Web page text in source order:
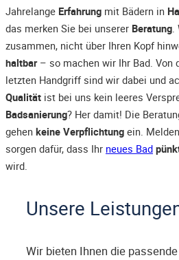
Jahrelange Erfahrung mit Bädern in
das merken Sie bei unserer Beratung.
zusammen, nicht über Ihren Kopf
haltbar– so machen wir Ihr Bad. Von
letzten Handgriff sind wir dabei und
Qualität ist bei uns kein leeres
Badsanierung? Her damit! Die
gehen keine Verpflichtung ein.
sorgen dafür, dass Ihr neues Bad
wird.
Unsere
Wir bieten Ihnen die